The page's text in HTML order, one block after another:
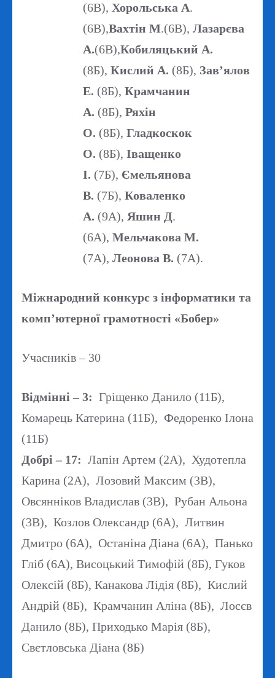
(6В), Хорольська А.
(6В),Вахтін М.(6В), Лазарєва
А.(6В),Кобиляцький А.
(8Б), Кислий А. (8Б), Зав’ялов
Е. (8Б), Крамчанин
А. (8Б), Ряхін
О. (8Б), Гладкоскок
О. (8Б), Іващенко
І. (7Б), Ємельянова
В. (7Б), Коваленко
А. (9А), Яшин Д.
(6А), Мельчакова М.
(7А), Леонова В. (7А).
Міжнародний конкурс з інформатики та
комп’ютерної грамотності «Бобер»
Учасників – 30
Відмінні – 3: Гріщенко Данило (11Б),
Комарець Катерина (11Б), Федоренко Ілона
(11Б)
Добрі – 17: Лапін Артем (2А), Худотепла
Карина (2А), Лозовий Максим (3В),
Овсянніков Владислав (3В), Рубан Альона
(3В), Козлов Олександр (6А), Литвин
Дмитро (6А), Останіна Діана (6А), Панько
Гліб (6А), Висоцький Тимофій (8Б), Гуков
Олексій (8Б), Канакова Лідія (8Б), Кислий
Андрій (8Б), Крамчанин Аліна (8Б), Лосєв
Данило (8Б), Приходько Марія (8Б),
Свєтловська Діана (8Б)